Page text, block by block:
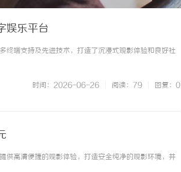
娱乐平台
终端支持及先进技术，打造了沉浸式观影体验和良好社
时间：2026-06-26 阅读：79 回复：0
供高清便捷的观影体验，打造安全纯净的观影环境，并